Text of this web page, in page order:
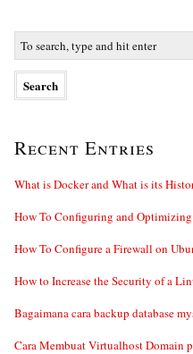
Recent Entries
What is Docker and What is its
How To Configuring and
How To Configure a Firewall on
How to Increase the Security of a
Bagaimana cara backup database
Cara Membuat Virtualhost Domain